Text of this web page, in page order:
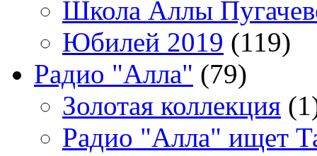
Школа Аллы
Юбилей 2019 (119)
Радио "Алла" (79)
Золотая коллекция
Радио "Алла" ищет